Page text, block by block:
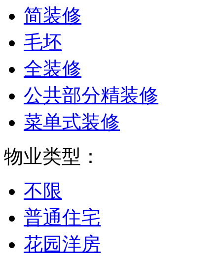
简装修
毛坯
全装修
公共部分精装修
菜单式装修
物业类型：
不限
普通住宅
花园洋房